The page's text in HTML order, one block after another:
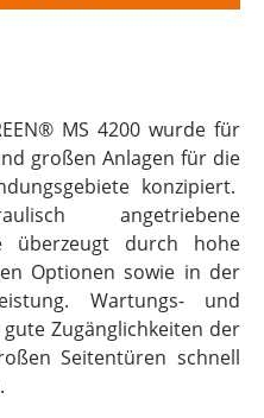
MS 4200 wurde für
großen Anlagen für die
konzipiert.
angetriebene
überzeugt durch hohe
Optionen sowie in der
Wartungs- und
Zugänglichkeiten der
Seitentüren schnell